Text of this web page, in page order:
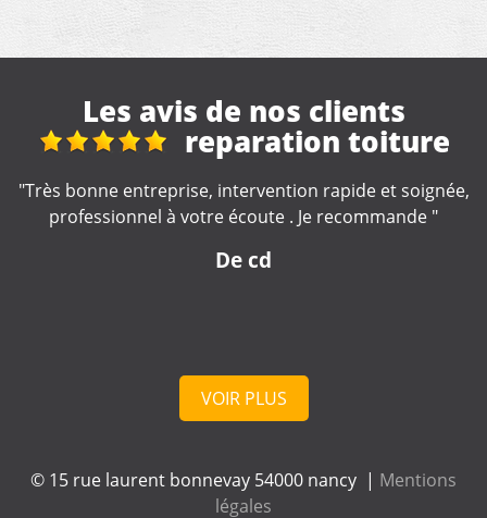
Les avis de nos clients
Réfection toiture de
véranda + gouttières maison
"Excellent travail de la part de cette entreprise. Travail
soigné. Artisan très impliqué dans la réalisation de nos
travaux, très à l'écoute. Nous le recommandons
VOIR PLUS
© 15 rue laurent bonnevay 54000 nancy | Mentions
légales